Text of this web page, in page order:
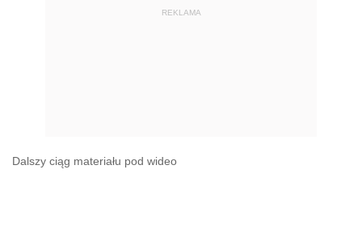
REKLAMA
Dalszy ciąg materiału pod wideo